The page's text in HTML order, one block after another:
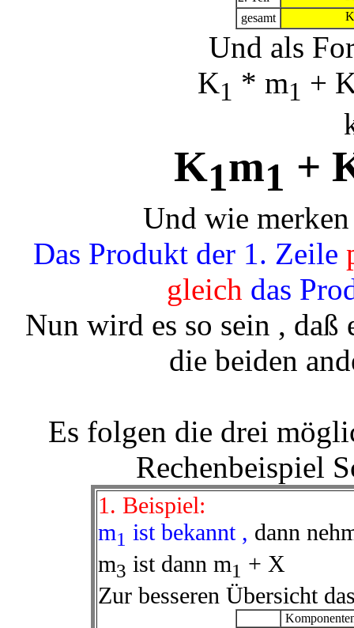
gesamt
K
Und als
K1 * m1 +
K1m1 +
Und wie
Das Produkt der 1. Zeile
gleich das
Nun wird es so sein , daß
die beiden
Es folgen die drei
Rechenbeispiel
1. Beispiel:
m1 ist bekannt , dann
m3 ist dann m1 + X
Zur besseren Übersicht